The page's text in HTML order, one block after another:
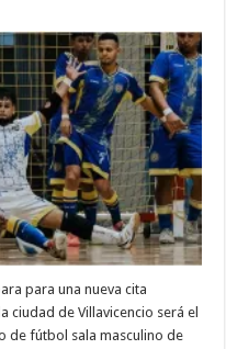
para una nueva cita
ciudad de Villavicencio será el
de fútbol sala masculino de